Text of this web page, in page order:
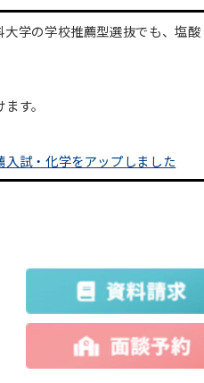
学の学校推薦型選抜でも、塩
す。
入試・化学をアップしました